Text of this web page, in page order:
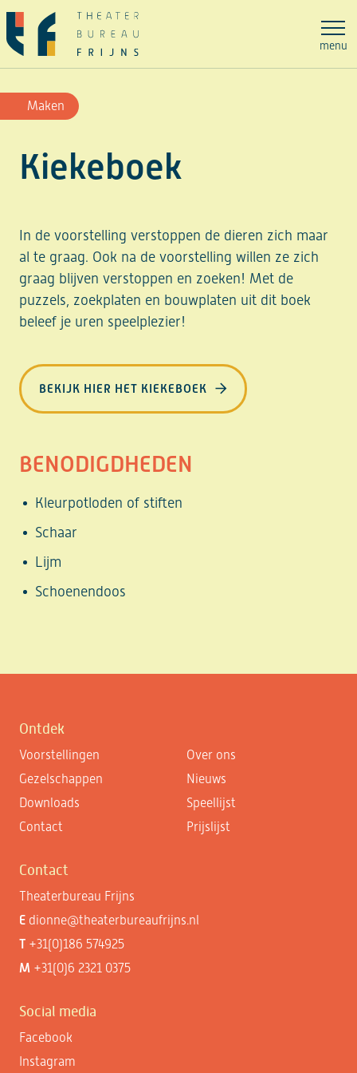
Ga
naar
de
inhoud
menu
Kiekeboek
Maken
In de voorstelling verstoppen de dieren zich maar
al te graag. Ook na de voorstelling willen ze zich
graag blijven verstoppen en zoeken! Met de
puzzels, zoekplaten en bouwplaten uit dit boek
beleef je uren speelplezier!
BEKIJK HIER HET KIEKEBOEK
BENODIGDHEDEN
Kleurpotloden of stiften
Schaar
Lijm
Schoenendoos
Ontdek
Voorstellingen
Over ons
Gezelschappen
Nieuws
Downloads
Speellijst
Contact
Prijslijst
Contact
Theaterbureau Frijns
E dionne@theaterbureaufrijns.nl
T +31(0)186 574925
M +31(0)6 2321 0375
Social media
Facebook
Instagram